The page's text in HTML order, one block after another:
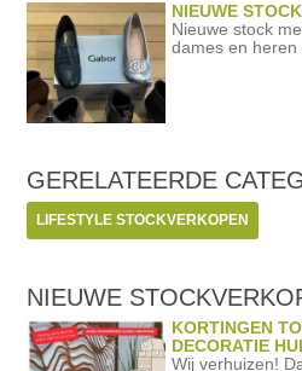
NIEUWE
Nieuwe stock
dames en
GERELATEERDE
LIFESTYLE STOCKVERKOPEN
NIEUWE
KORTINGEN
DECORATIE
Wij verhuizen!